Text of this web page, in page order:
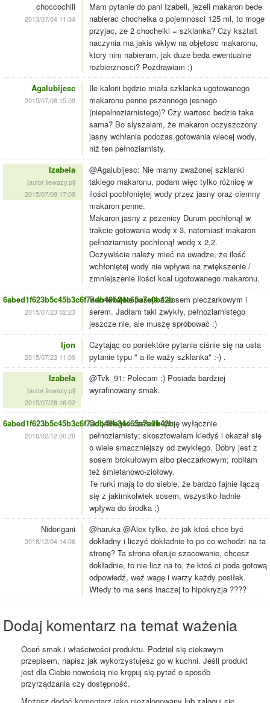
choccochili
2013/07/04 11:34
Mam pytanie do pani Izabeli, jezeli makaron bede
nabierac chochelka o pojemnosci 125 ml, to moge
przyjac, ze 2 chochelki = szklanka? Czy ksztalt
naczynia ma jakis wklyw na objetosc makaronu,
ktory nim nabieram, jak duze beda ewentualne
rozbierznosci? Pozdrawiam :)
Agalubijesc
2015/07/08 15:09
Ile kalorii będzie miała szklanka ugotowanego
makaronu penne pszennego jesnego
(niepelnoziarnistego)? Czy wartosc bedzie taka
sama? Bo slyszalam, że makaron oczyszczony
jasny wchłania podczas gotowania wiecej wody,
niż ten pełnoziarnisty.
Izabela
[autor ilewazy.pl]
2015/07/08 17:09
@Agalubijesc: Nie mamy zważonej szklanki
takiego makaronu, podam więc tylko różnicę w
ilości pochłoniętej wody przez jasny oraz ciemny
makaron penne.
Makaron jasny z pszenicy Durum pochłonął w
trakcie gotowania wodę x 3, natomiast makaron
pełnoziarnisty pochłonął wodę x 2,2.
Oczywiście należy mieć na uwadze, że ilość
wchłoniętej wody nie wpływa na zwiększenie /
zmniejszenie ilości kcal ugotowanego makaronu.
6abed1f623b5c45b3c6f7adb49b34c65a7e0b42b
2015/07/23 02:23
Penne fajnie pasuje z sosem pieczarkowym i
serem. Jadłam taki zwykły, pełnoziarnistego
jeszcze nie, ale muszę spróbować :)
Ijon
2015/07/23 11:09
Czytając co poniektóre pytania ciśnie się na usta
pytanie typu " a ile waży szklanka" :-) .
Izabela
[autor ilewazy.pl]
2015/07/28 16:02
@Tvk_91: Polecam :) Posiada bardziej
wyrafinowany smak.
6abed1f623b5c45b3c6f7adb49b34c65a7e0b42b
2016/02/12 00:20
Od jakiegoś czasu kupuję wyłącznie
pełnoziarnisty; skosztowałam kiedyś i okazał się
o wiele smaczniejszy od zwykłego. Dobry jest z
sosem brokułowym albo pieczarkowym; robiłam
też śmietanowo-ziołowy.
Te rurki mają to do siebie, że bardzo fajnie łączą
się z jakimkolwiek sosem, wszystko ładnie
wpływa do środka ;)
Nidorigani
2018/12/04 14:06
@haruka @Alex tylko, że jak ktoś chce być
dokładny i liczyć dokładnie to po co wchodzi na ta
stronę? Ta strona oferuje szacowanie, chcesz
dokładnie, to nie licz na to, że ktoś ci poda gotową
odpowiedź, weź wagę i warzy każdy posiłek.
Wtedy to ma sens inaczej to hipokryzja ????
Dodaj komentarz na temat ważenia
Oceń smak i właściwości produktu. Podziel się ciekawym
przepisem, napisz jak wykorzystujesz go w kuchni. Jeśli produkt
jest dla Ciebie nowością nie krępuj się pytać o sposób
przyrządzania czy dostępność.